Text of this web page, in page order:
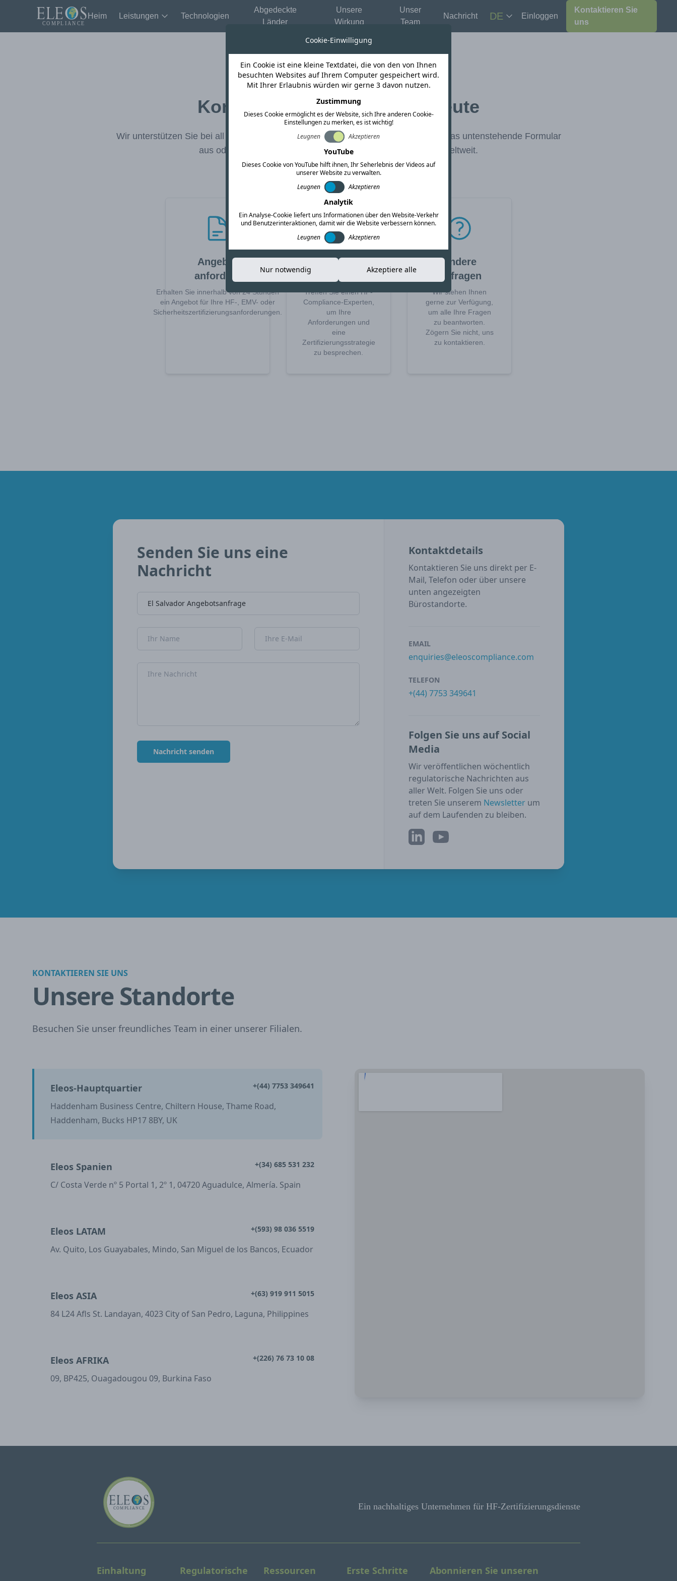
Heim Leistungen Technologien
Abgedeckte
Länder
Unsere
Wirkung
Unser
Team
Nachricht DE Einloggen
Kontaktieren Sie
uns
FORDERN SIE EIN ANGEBOT AN
Kontaktieren Sie uns noch heute
Wir unterstützen Sie bei all Ihren globalen Compliance-Anforderungen. Füllen Sie das untenstehende Formular
aus oder wenden Sie sich direkt an unsere Niederlassungen weltweit.
Angebot
anfordern
Erhalten Sie innerhalb von 24 Stunden
ein Angebot für Ihre HF-, EMV- oder
Sicherheitszertifizierungsanforderungen.
Anruf
vereinbaren
Treffen Sie einen HF-
Compliance-Experten,
um Ihre
Anforderungen und
eine
Zertifizierungsstrategie
zu besprechen.
Andere
Abfragen
Wir stehen Ihnen
gerne zur Verfügung,
um alle Ihre Fragen
zu beantworten.
Zögern Sie nicht, uns
zu kontaktieren.
Senden Sie uns eine
Nachricht
Nachricht senden
Kontaktdetails
Kontaktieren Sie uns direkt per E-
Mail, Telefon oder über unsere
unten angezeigten
Bürostandorte.
EMAIL
enquiries@eleoscompliance.com
TELEFON
+(44) 7753 349641
Folgen Sie uns auf Social
Media
Wir veröffentlichen wöchentlich
regulatorische Nachrichten aus
aller Welt. Folgen Sie uns oder
treten Sie unserem Newsletterum
auf dem Laufenden zu bleiben.
LinkedInYouTube
KONTAKTIEREN SIE UNS
Unsere Standorte
Besuchen Sie unser freundliches Team in einer unserer Filialen.
Eleos-Hauptquartier +(44) 7753 349641
Haddenham Business Centre, Chiltern House, Thame Road,
Haddenham, Bucks HP17 8BY, UK
Eleos Spanien +(34) 685 531 232
C/ Costa Verde nº 5 Portal 1, 2º 1, 04720 Aguadulce, Almería. Spain
Eleos LATAM +(593) 98 036 5519
Av. Quito, Los Guayabales, Mindo, San Miguel de los Bancos, Ecuador
Eleos ASIA +(63) 919 911 5015
84 L24 Afls St. Landayan, 4023 City of San Pedro, Laguna, Philippines
Eleos AFRIKA +(226) 76 73 10 08
09, BP425, Ouagadougou 09, Burkina Faso
Ein nachhaltiges Unternehmen für HF-Zertifizierungsdienste
Einhaltung Regulatorische Ressourcen Erste Schritte
Abonnieren Sie unseren
Cookie-Einwilligung
Ein Cookie ist eine kleine Textdatei, die von den von Ihnen
besuchten Websites auf Ihrem Computer gespeichert wird.
Mit Ihrer Erlaubnis würden wir gerne 3 davon nutzen.
Zustimmung
Dieses Cookie ermöglicht es der Website, sich Ihre anderen Cookie-
Einstellungen zu merken, es ist wichtig!
Leugnen
Akzeptieren
YouTube
Dieses Cookie von YouTube hilft ihnen, Ihr Seherlebnis der Videos auf
unserer Website zu verwalten.
Leugnen
Akzeptieren
Analytik
Ein Analyse-Cookie liefert uns Informationen über den Website-Verkehr
und Benutzerinteraktionen, damit wir die Website verbessern können.
Leugnen
Akzeptieren
Nur notwendig Akzeptiere alle